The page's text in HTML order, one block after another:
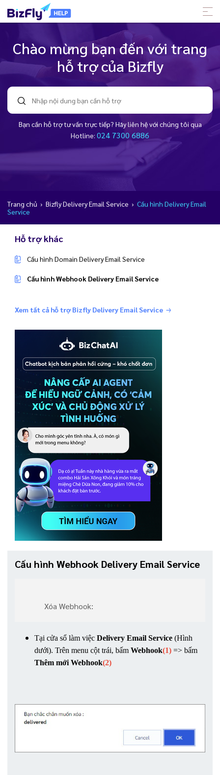
Chào mừng bạn đến với trang
hỗ trợ của Bizfly
Bạn cần hỗ trợ tư vấn trực tiếp? Hãy liên hệ với chúng tôi qua
Hotline: 024 7300 6886
Trang chủ › Bizfly Delivery Email Service › Cấu hình Delivery Email
Service
Hỗ trợ khác
Cấu hình Domain Delivery Email Service
Cấu hình Webhook Delivery Email Service
Xem tất cả hỗ trợ Bizfly Delivery Email Service
Cấu hình Webhook Delivery Email Service
Xóa Webhook:
Tại cửa sổ làm việc Delivery Email Service (Hình
dưới). Trên menu cột trái, bấm Webhook(1)
Thêm mới Webhook(2)